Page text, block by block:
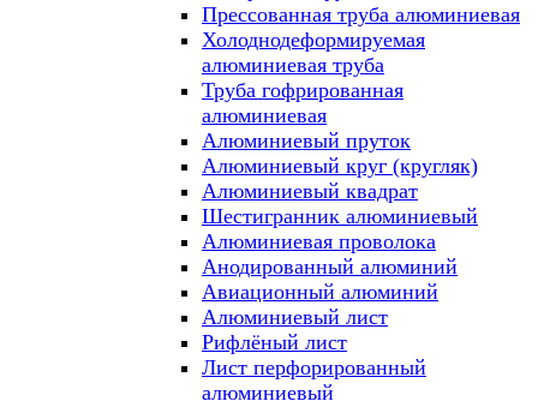
Прессованная труба алюминиевая
Холоднодеформируемая
алюминиевая труба
Труба гофрированная
алюминиевая
Алюминиевый пруток
Алюминиевый круг (кругляк)
Алюминиевый квадрат
Шестигранник алюминиевый
Алюминиевая проволока
Анодированный алюминий
Авиационный алюминий
Алюминиевый лист
Рифлёный лист
Лист перфорированный
алюминиевый